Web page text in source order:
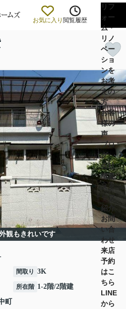
お気に入り 閲覧履歴
リフ
ォー
ム・
リノ
ベー
ショ
ンを
お考
えの
方
お客
様の
声
ブロ
グ
会社
概要
スタ
ッフ
紹介
お問
い合
わせ
来店
予約
はこ
ちら
LINE
から
観もきれいです
間取り 3K
所在階 1-2階/2階建
町